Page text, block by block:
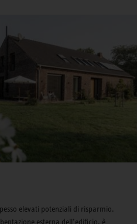
elevati potenziali di risparmio.
esterna dell’edificio, è